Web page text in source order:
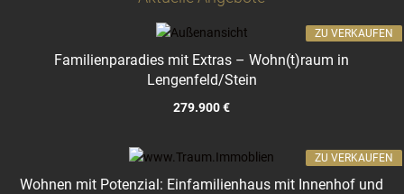
Familienparadies mit Extras – Wohn(t)raum in
Lengenfeld/Stein
279.900 €
ZU VERKAUFEN
Wohnen mit Potenzial: Einfamilienhaus mit Innenhof und
ZU VERKAUFEN